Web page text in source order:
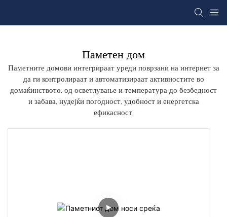
Паметен дом
Паметните домови интегрираат уреди поврзани на интернет за
да ги контролираат и автоматизираат активностите во
домаќинството, од осветлување и температура до безбедност
и забава, нудејќи погодност, удобност и енергетска
ефикасност.